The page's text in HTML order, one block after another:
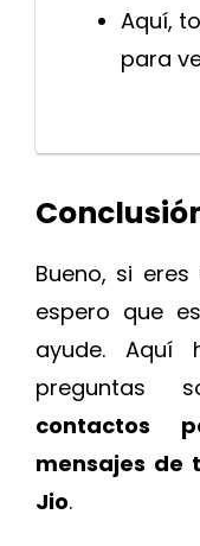
Aquí,
para
Bueno, si
espero que
ayude. Aquí
preguntas
contactos
mensajes de
Jio.